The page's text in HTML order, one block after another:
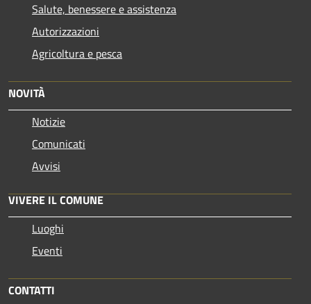
Salute, benessere e assistenza
Autorizzazioni
Agricoltura e pesca
NOVITÀ
Notizie
Comunicati
Avvisi
VIVERE IL COMUNE
Luoghi
Eventi
CONTATTI